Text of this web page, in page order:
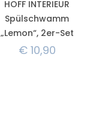
HOFF INTERIEUR
Spülschwamm
„Lemon“, 2er-Set
€10,90